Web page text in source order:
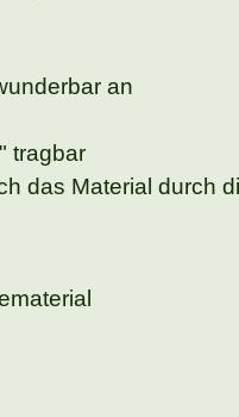
an
tragbar
das Material durch